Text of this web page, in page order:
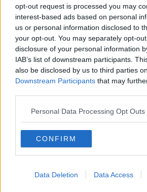
opt-out request is processed you may
interest-based ads based on personal
us or personal information disclosed to
your opt-out. You may separately opt-
disclosure of your personal information
IAB’s list of downstream participants.
also be disclosed by us to third parties
Downstream Participants that may
Personal Data Processing Opt Outs
CONFIRM
Data Deletion Data Access
Se vuoi leggere le notizie principali della
Newsletter QUInews - ToscanaMedia.
alle 20:00 direttamente nella tua casella di
Basta cliccareQUI
Articoli dal Blog “Disincantato” di Adolfo
​Linee guida per organizzare il civismo
​Il ripristino della natura secondo la legge
Cittadini
Tutti morimmo a stento (3)